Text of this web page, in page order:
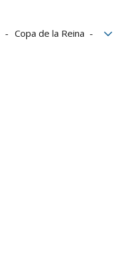
Copa de la Reina